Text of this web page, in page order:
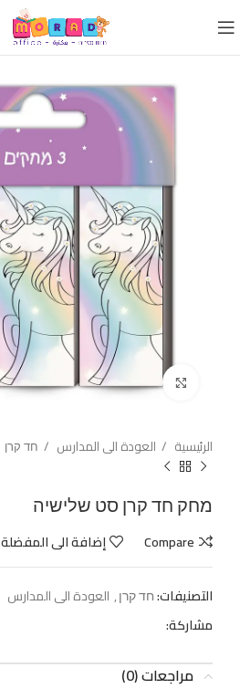
Click to enlarge
الرئيسية العودة الى المدارس חד קרן
מחק חד קרן סט שלישיה
Compare إضافة الى المفضلة
التصنيفات:חד קרן, العودة الى المدارس
مشاركة:
مراجعات (0)